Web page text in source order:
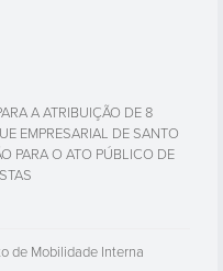
A ATRIBUIÇÃO DE 8
EMPRESARIAL DE SANTO
PARA O ATO PÚBLICO DE
de Mobilidade Interna